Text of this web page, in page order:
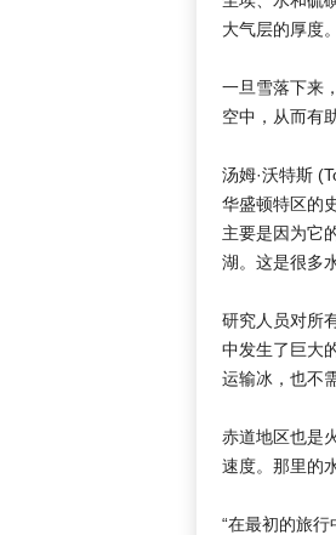
大气层的厚度。
一旦雪落下来
空中，从而有
汤姆·沃特斯
华盛顿特区的
主要是因为它
湖。这是很多
研究人员对所
中发生了巨大
运输冰，也不
赤道地区也是
速度。那里的
“在最初的旅